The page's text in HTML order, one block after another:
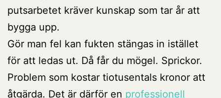
putsarbetet kräver kunskap som tar år att
bygga upp.
Gör man fel kan fukten stängas in istället
för att ledas ut. Då får du mögel. Sprickor.
Problem som kostar tiotusentals kronor att
åtgärda. Det är därför en professionell